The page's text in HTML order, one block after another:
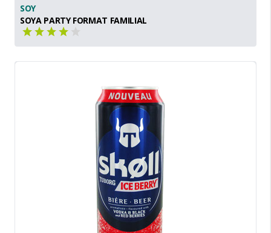
SOY
SOYA PARTY FORMAT FAMILIAL